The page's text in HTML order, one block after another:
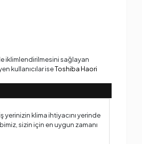
iklimlendirilmesini sağlayan
kullanıcılar iseToshiba Haori
yerinizin klima ihtiyacını yerinde
sizin için en uygun zamanı